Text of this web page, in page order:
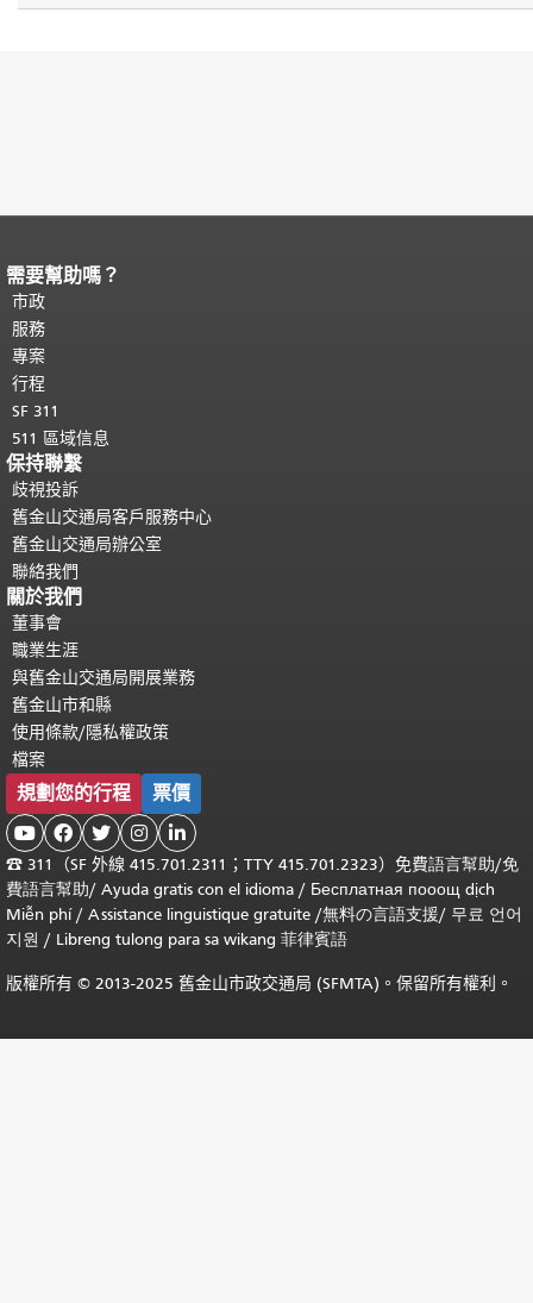
頁面內容結束。
都會重複顯示。
需要幫助嗎？
市政
服務
專案
行程
SF 311
511 區域信息
保持聯繫
歧視投訴
舊金山交通局客戶服務中心
舊金山交通局辦公室
聯絡我們
關於我們
董事會
職業生涯
與舊金山交通局開展業務
舊金山市和縣
使用條款/隱私權政策
檔案
規劃您的行程 票價
    
☎ 311（SF 外線 415.701.2311；TTY 415.701.2323）免費語言幫助/免
費語言幫助/ Ayuda gratis con el idioma / Бесплатная пооощ dịch
Miễn phí/ Assistance linguistique gratuite /無料の言語支援/ 무료 언어
지원 / Libreng tulong para sa wikang 菲律賓語
版權所有 © 2013-2025 舊金山市政交通局 (SFMTA)。保留所有權利。